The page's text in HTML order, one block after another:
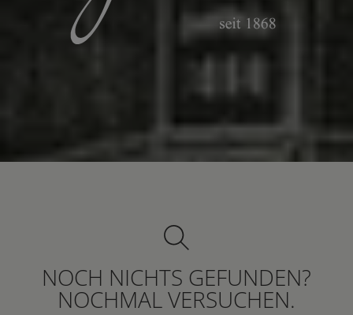
NOCH NICHTS GEFUNDEN?
NOCHMAL VERSUCHEN.